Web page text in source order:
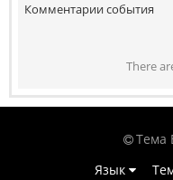
Комментарии события
There
Тема
Язык